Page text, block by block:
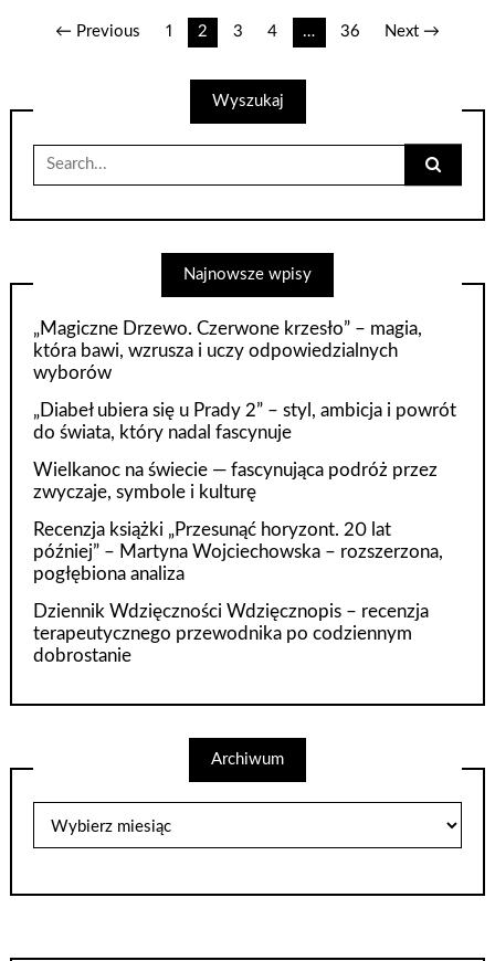
Nawigacja
wpisach
← Previous 1 2 3 4 … 36 Next →
Wyszukaj
Search
for:
Najnowsze wpisy
„Magiczne Drzewo. Czerwone krzesło” – magia,
która bawi, wzrusza i uczy odpowiedzialnych
wyborów
„Diabeł ubiera się u Prady 2” – styl, ambicja i powrót
do świata, który nadal fascynuje
Wielkanoc na świecie — fascynująca podróż przez
zwyczaje, symbole i kulturę
Recenzja książki „Przesunąć horyzont. 20 lat
później” – Martyna Wojciechowska – rozszerzona,
pogłębiona analiza
Dziennik Wdzięczności Wdzięcznopis – recenzja
terapeutycznego przewodnika po codziennym
dobrostanie
Archiwum